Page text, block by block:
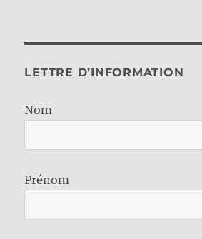
LETTRE D’INFORMATION
Nom
Prénom